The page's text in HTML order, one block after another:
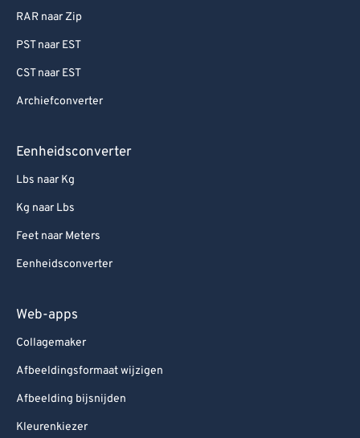
RAR naar Zip
PST naar EST
CST naar EST
Archiefconverter
Eenheidsconverter
Lbs naar Kg
Kg naar Lbs
Feet naar Meters
Eenheidsconverter
Web-apps
Collagemaker
Afbeeldingsformaat wijzigen
Afbeelding bijsnijden
Kleurenkiezer